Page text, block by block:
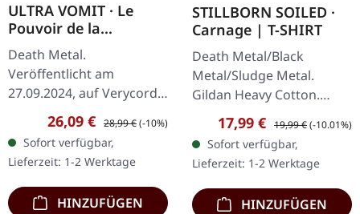
ULTRA VOMIT · Le
Pouvoir de la
Puissance | BLACK LP
Death Metal.
Veröffentlicht am
27.09.2024, auf Verycords.
Schwarzes Vinyl. Nach
dem phänomenalen
Erfolg ihres goldenen
Albums "Panzer
Surprise"…
Verkaufspreis:
26,09 € Regulärer Preis:
28,99 €(-10%)
Sofort verfügbar,
Lieferzeit: 1-2 Werktage
HINZUFÜGEN
STILLBORN SOILED ·
Carnage | T-SHIRT
Death Metal/Black
Metal/Sludge Metal.
Gildan Heavy Cotton.
100% Baumwolle.
Verkaufspreis:
17,99 € Regulärer Preis:
19,99 €(-10.01%)
Sofort verfügbar,
Lieferzeit: 1-2 Werktage
HINZUFÜGEN